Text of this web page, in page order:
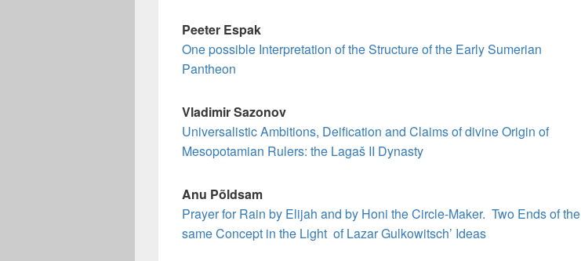
Peeter Espak
One possible Interpretation of the Structure of the Early Sumerian
Pantheon
Vladimir Sazonov
Universalistic Ambitions, Deification and Claims of divine Origin of
Mesopotamian Rulers: the Lagaš II Dynasty
Anu Põldsam
Prayer for Rain by Elijah and by Honi the Circle-Maker. Two Ends of the
same Concept in the Light of Lazar Gulkowitsch’ Ideas